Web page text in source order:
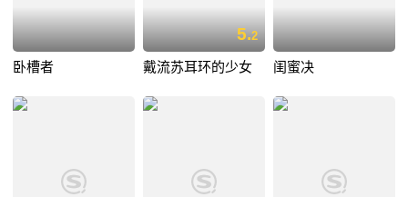
卧槽者
5.2
戴流苏耳环的少女 闺蜜决